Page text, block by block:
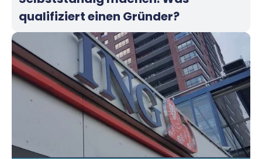
qualifiziert einen Gründer?